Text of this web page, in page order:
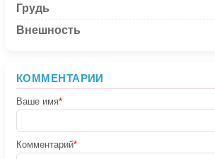
Грудь
Внешность
КОММЕНТАРИИ
Ваше имя*
Комментарий*